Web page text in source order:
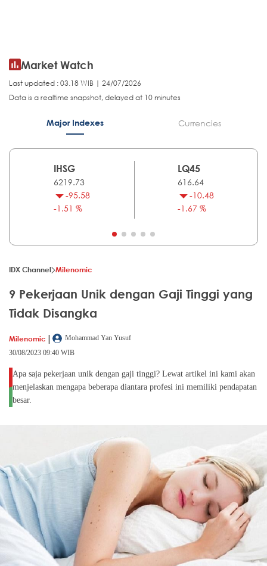
Market Watch
Last updated : 03.18 WIB | 24/07/2026
Data is a realtime snapshot, delayed at 10 minutes
Major Indexes Currencies
IHSG
6219.73
-95.58
-1.51 %
LQ45
616.64
-10.48
-1.67 %
IDX Channel Milenomic
9 Pekerjaan Unik dengan Gaji Tinggi yang
Tidak Disangka
Milenomic |
Mohammad Yan Yusuf
30/08/2023 09:40 WIB
Apa saja pekerjaan unik dengan gaji tinggi? Lewat artikel ini kami akan
menjelaskan mengapa beberapa diantara profesi ini memiliki pendapatan
besar.